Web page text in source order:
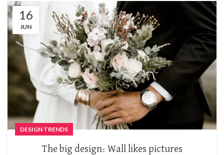
16
JUN
DESIGN TRENDS
The big design: Wall likes pictures